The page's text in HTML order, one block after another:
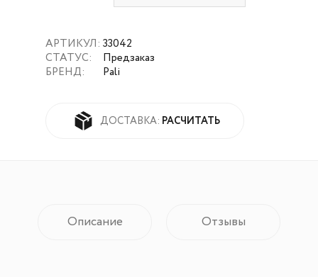
АРТИКУЛ:
СТАТУС:
БРЕНД:
33042
Предзаказ
Pali
ДОСТАВКА: РАСЧИТАТЬ
Описание Отзывы